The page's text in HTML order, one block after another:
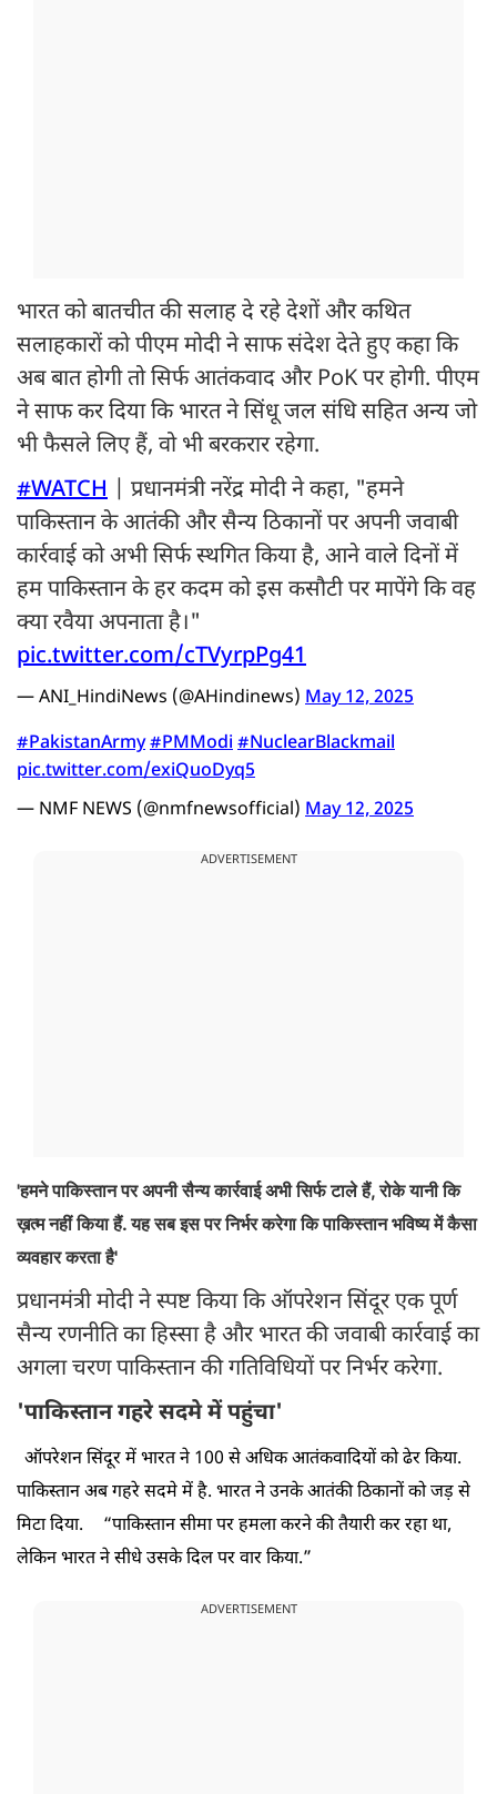
भारत को बातचीत की सलाह दे रहे देशों और कथित
सलाहकारों को पीएम मोदी ने साफ संदेश देते हुए कहा कि
अब बात होगी तो सिर्फ आतंकवाद और PoK पर होगी. पीएम
ने साफ कर दिया कि भारत ने सिंधू जल संधि सहित अन्य जो
भी फैसले लिए हैं, वो भी बरकरार रहेगा.
#WATCH | प्रधानमंत्री नरेंद्र मोदी ने कहा, "हमने
पाकिस्तान के आतंकी और सैन्य ठिकानों पर अपनी जवाबी
कार्रवाई को अभी सिर्फ स्थगित किया है, आने वाले दिनों में
हम पाकिस्तान के हर कदम को इस कसौटी पर मापेंगे कि वह
क्या रवैया अपनाता है।"
pic.twitter.com/cTVyrpPg41
— ANI_HindiNews (@AHindinews) May 12, 2025
#PakistanArmy#PMModi#NuclearBlackmail
pic.twitter.com/exiQuoDyq5
— NMF NEWS (@nmfnewsofficial) May 12, 2025
ADVERTISEMENT
'हमने पाकिस्तान पर अपनी सैन्य कार्रवाई अभी सिर्फ टाले हैं, रोके यानी कि
ख़त्म नहीं किया हैं. यह सब इस पर निर्भर करेगा कि पाकिस्तान भविष्य में कैसा
व्यवहार करता है'
प्रधानमंत्री मोदी ने स्पष्ट किया कि ऑपरेशन सिंदूर एक पूर्ण
सैन्य रणनीति का हिस्सा है और भारत की जवाबी कार्रवाई का
अगला चरण पाकिस्तान की गतिविधियों पर निर्भर करेगा.
'पाकिस्तान गहरे सदमे में पहुंचा'
ऑपरेशन सिंदूर में भारत ने 100 से अधिक आतंकवादियों को ढेर किया.
पाकिस्तान अब गहरे सदमे में है. भारत ने उनके आतंकी ठिकानों को जड़ से
मिटा दिया.
“पाकिस्तान सीमा पर हमला करने की तैयारी कर रहा था,
लेकिन भारत ने सीधे उसके दिल पर वार किया.”
ADVERTISEMENT